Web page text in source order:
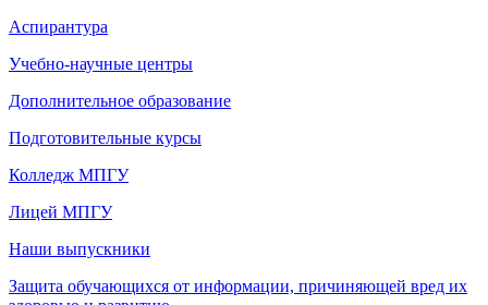
Аспирантура
Учебно-научные центры
Дополнительное образование
Подготовительные курсы
Колледж МПГУ
Лицей МПГУ
Наши выпускники
Защита обучающихся от информации, причиняющей вред их